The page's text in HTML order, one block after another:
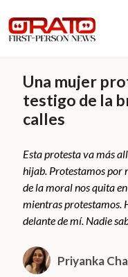
Una mujer
testigo de la
calles
Esta protesta va más
hijab. Protestamos por
de la moral nos quita
mientras protestamos.
delante de mí. Nadie
Priyanka